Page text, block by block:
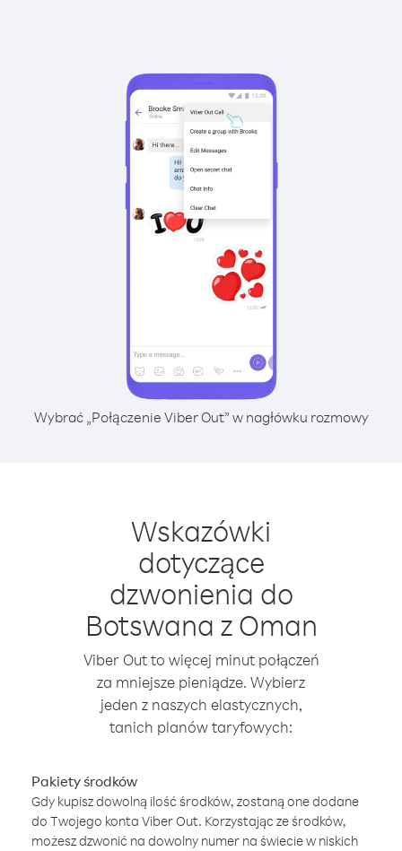
Wybrać „Połączenie Viber Out” w nagłówku rozmowy
Wskazówki
dotyczące
dzwonienia do
Botswana z Oman
Viber Out to więcej minut połączeń
za mniejsze pieniądze. Wybierz
jeden z naszych elastycznych,
tanich planów taryfowych:
Pakiety środków
Gdy kupisz dowolną ilość środków, zostaną one dodane
do Twojego konta Viber Out. Korzystając ze środków,
możesz dzwonić na dowolny numer na świecie w niskich